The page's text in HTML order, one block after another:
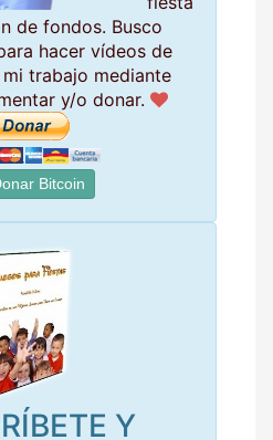
de fondos. Busco
hacer vídeos de
trabajo mediante
y/o donar.
Bitcoin
Y